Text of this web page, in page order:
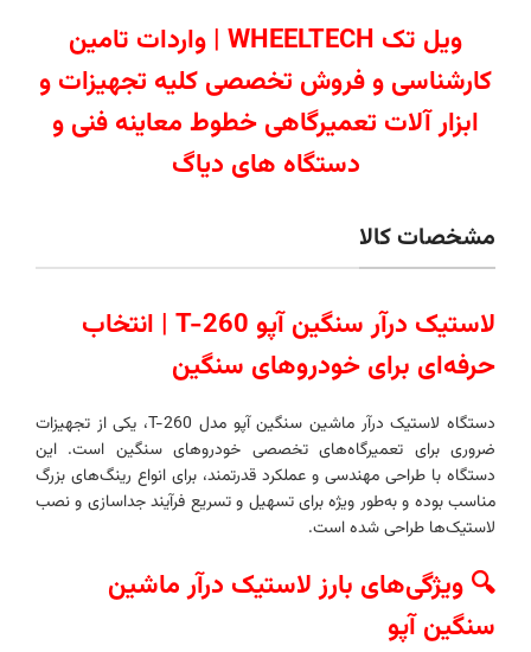
ویل تک WHEELTECH | واردات تامین
کارشناسی و فروش تخصصی کلیه تجهیزات و
ابزار آلات تعمیرگاهی خطوط معاینه فنی و
دستگاه های دیاگ
مشخصات کالا
لاستیک درآر سنگین آپو T-260 | انتخاب
حرفه‌ای برای خودروهای سنگین
دستگاه لاستیک‌ درآر ماشین سنگین آپو مدل T-260، یکی از تجهیزات
ضروری برای تعمیرگاه‌های تخصصی خودروهای سنگین است. این
دستگاه با طراحی مهندسی و عملکرد قدرتمند، برای انواع رینگ‌های بزرگ
مناسب بوده و به‌طور ویژه برای تسهیل و تسریع فرآیند جداسازی و نصب
لاستیک‌ها طراحی شده است.
🔍 ویژگی‌های بارز لاستیک درآر ماشین
سنگین آپو